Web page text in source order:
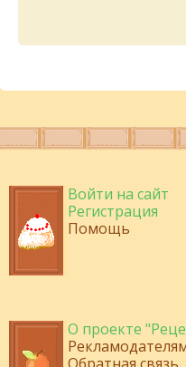
Войти на сайт
Регистрация
Помощь
О проекте